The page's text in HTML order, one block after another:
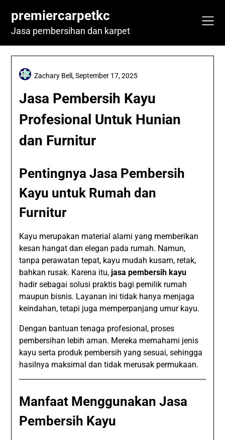
content
premiercarpetkc
Jasa pembersihan dan karpet
Jasa Pembersih Kayu
Profesional Untuk Hunian
dan Furnitur
Zachary Bell,September 17, 2025
Pentingnya Jasa Pembersih
Kayu untuk Rumah dan
Furnitur
Kayu merupakan material alami yang memberikan
kesan hangat dan elegan pada rumah. Namun,
tanpa perawatan tepat, kayu mudah kusam, retak,
bahkan rusak. Karena itu, jasa pembersih kayu
hadir sebagai solusi praktis bagi pemilik rumah
maupun bisnis. Layanan ini tidak hanya menjaga
keindahan, tetapi juga memperpanjang umur kayu.
Dengan bantuan tenaga profesional, proses
pembersihan lebih aman. Mereka memahami jenis
kayu serta produk pembersih yang sesuai, sehingga
hasilnya maksimal dan tidak merusak permukaan.
Manfaat Menggunakan Jasa
Pembersih Kayu